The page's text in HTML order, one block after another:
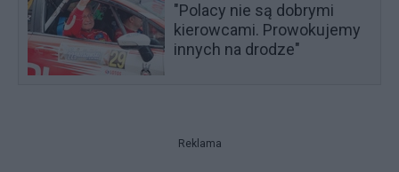
"Polacy nie są dobrymi
kierowcami. Prowokujemy
innych na drodze"
Reklama